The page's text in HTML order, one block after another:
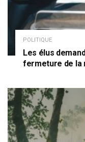
POLITIQUE
Les élus
fermeture de la